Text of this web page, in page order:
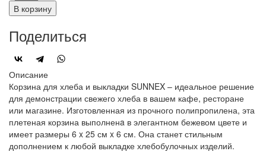
В корзину
Поделиться
Описание
Корзина для хлеба и выкладки SUNNEX – идеальное решение
для демонстрации свежего хлеба в вашем кафе, ресторане
или магазине. Изготовленная из прочного полипропилена, эта
плетеная корзина выполненa в элегантном бежевом цвете и
имеет размеры 6 x 25 см x 6 см. Она станет стильным
дополнением к любой выкладке хлебобулочных изделий.